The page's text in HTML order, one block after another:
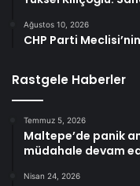
Ağustos 10, 2026
CHP Parti
Rastgele Haberler
Temmuz 5, 2026
Maltepe’de panik
müdahale devam
Nisan 24, 2026